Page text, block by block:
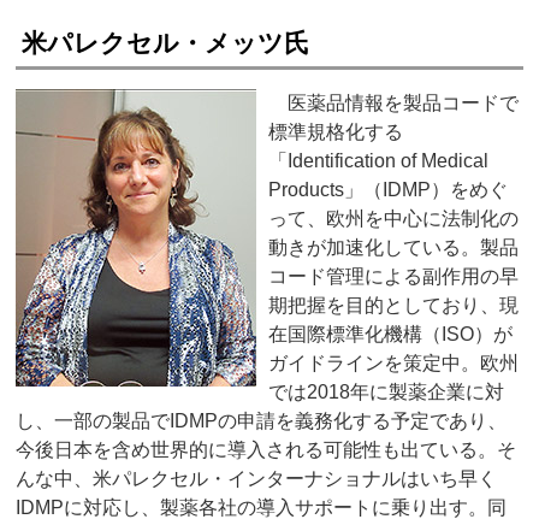
米パレクセル・メッツ氏
医薬品情報を製品コードで
標準規格化する
「Identification of Medical
Products」（IDMP）をめぐ
って、欧州を中心に法制化の
動きが加速化している。製品
コード管理による副作用の早
期把握を目的としており、現
在国際標準化機構（ISO）が
ガイドラインを策定中。欧州
では2018年に製薬企業に対
し、一部の製品でIDMPの申請を義務化する予定であり、
今後日本を含め世界的に導入される可能性も出ている。そ
んな中、米パレクセル・インターナショナルはいち早く
IDMPに対応し、製薬各社の導入サポートに乗り出す。同